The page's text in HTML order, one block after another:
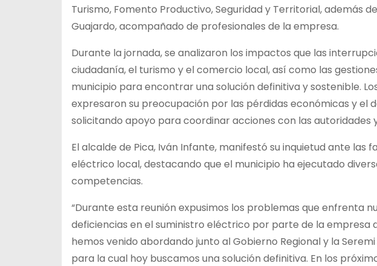
Turismo, Fomento Productivo, Seguridad y Territorial, además
Guajardo, acompañado de profesionales de la empresa.
Durante la jornada, se analizaron los impactos que las
ciudadanía, el turismo y el comercio local, así como las
municipio para encontrar una solución definitiva y sostenible.
expresaron su preocupación por las pérdidas económicas y el
solicitando apoyo para coordinar acciones con las autoridades
El alcalde de Pica, Iván Infante, manifestó su inquietud ante las
eléctrico local, destacando que el municipio ha ejecutado
competencias.
“Durante esta reunión expusimos los problemas que enfrenta
deficiencias en el suministro eléctrico por parte de la empresa
hemos venido abordando junto al Gobierno Regional y la
para la cual hoy buscamos una solución definitiva. En los